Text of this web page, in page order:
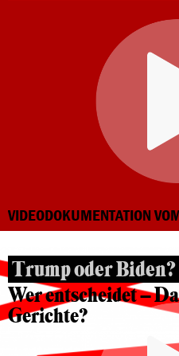
VIDEODOKUMENTATION
Trump oder Biden?
Wer entscheidet –
Gerichte?